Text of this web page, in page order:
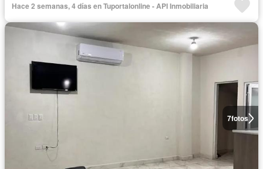
Hace 2 semanas, 4 días en Tuportalonline - API Inmobiliaria
7fotos